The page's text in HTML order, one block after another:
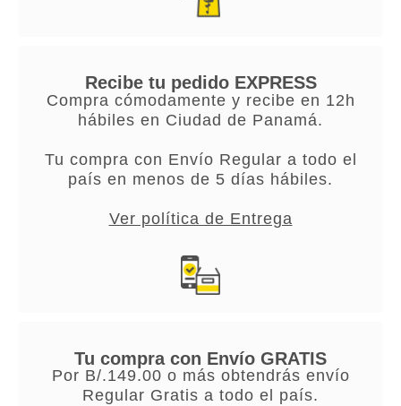
Recibe tu pedido EXPRESS
Compra cómodamente y recibe en 12h
hábiles en Ciudad de Panamá.
Tu compra con Envío Regular a todo el
país en menos de 5 días hábiles.
Ver política de Entrega
Tu compra con Envío GRATIS
Por B/.149.00 o más obtendrás envío
Regular Gratis a todo el país.